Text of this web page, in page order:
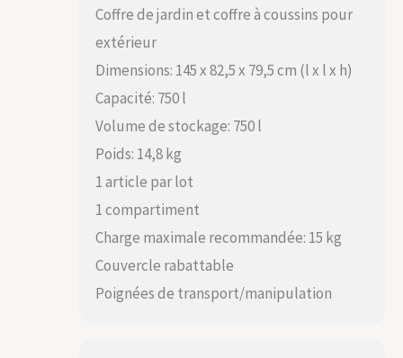
Coffre de jardin et coffre à coussins pour
extérieur
Dimensions: 145 x 82,5 x 79,5 cm (l x l x h)
Capacité: 750 l
Volume de stockage: 750 l
Poids: 14,8 kg
1 article par lot
1 compartiment
Charge maximale recommandée: 15 kg
Couvercle rabattable
Poignées de transport/manipulation